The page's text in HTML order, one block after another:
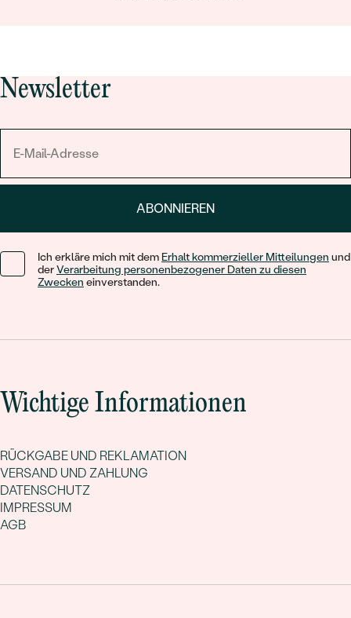
Newsletter
ABONNIEREN
Ich erkläre mich mit dem Erhalt kommerzieller Mitteilungen und
derVerarbeitung personenbezogener Daten zu diesen
Zwecken einverstanden.
Wichtige Informationen
RÜCKGABE UND REKLAMATION
VERSAND UND ZAHLUNG
DATENSCHUTZ
IMPRESSUM
AGB